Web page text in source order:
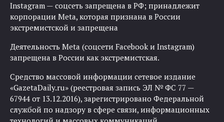
Instagram — соцсеть запрещена в РФ; принадлежит
корпорации Meta, которая признана в России
экстремистской и запрещена
Деятельность Meta (соцсети Facebook и Instagram)
запрещена в России как экстремистская.
Средство массовой информации сетевое издание
«GazetaDaily.ru» (реестровая запись ЭЛ № ФС 77 —
67944 от 13.12.2016), зарегистрировано Федеральной
службой по надзору в сфере связи, информационных